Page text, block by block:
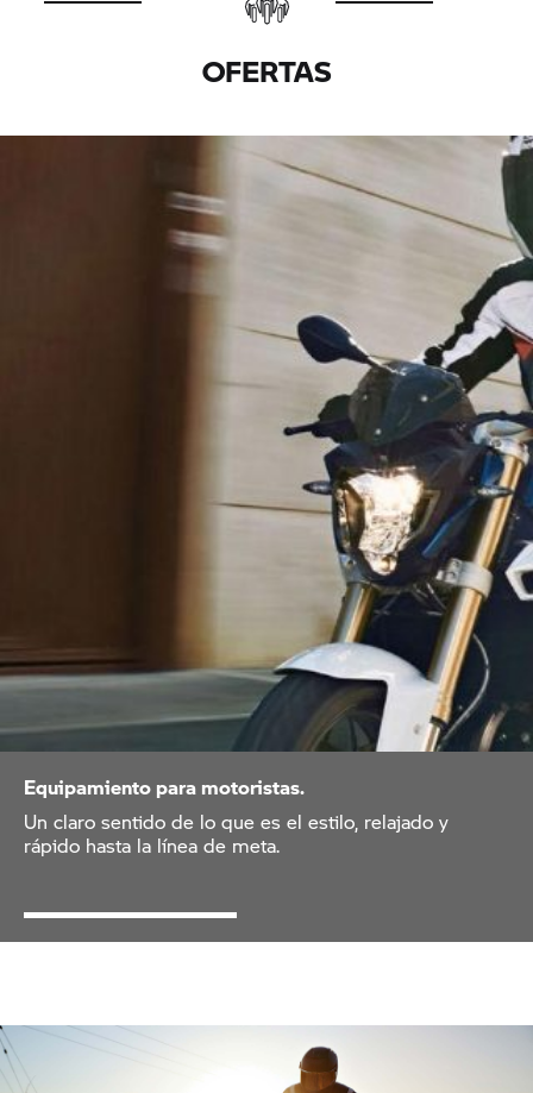
OFERTAS
Equipamiento para motoristas.
Un claro sentido de lo que es el estilo, relajado y
rápido hasta la línea de meta.